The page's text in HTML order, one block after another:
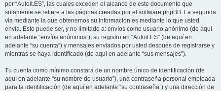
por “Autoit.ES”, las cuales exceden el alcance de este documento que
solamente se refiere a las páginas creadas por el software phpBB. La segunda
vía mediante la que obtenemos su información es mediante lo que usted
envía. Esto puede ser, y no limitado a: envíos como usuario anónimo (de aquí
en adelante “envíos anónimos”), su registro en “Autoit.ES” (de aquí en
adelante “su cuenta”) y mensajes enviados por usted después de registrarse y
mientras se haya identificado (de aquí en adelante “sus mensajes”).
Tu cuenta como mínimo constará de un nombre único de identificación (de
aquí en adelante “su nombre de usuario”), una contraseña personal empleada
para la identificación (de aquí en adelante “su contraseña”) y una dirección de